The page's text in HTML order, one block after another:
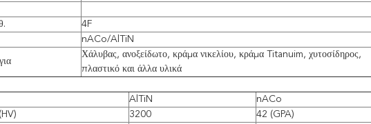
4F
nACo/AlTiN
Χάλυβας, ανοξείδωτο, κράμα νικελίου, κράμα Titanuim, χυτοσίδηρος,
πλαστικό και άλλα υλικά
AlTiN
nACo
3200
42 (GPA)